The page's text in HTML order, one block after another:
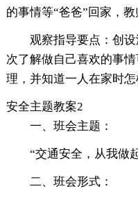
的事情等“爸爸”回家，
观察指导要点：创
次了解做自己喜欢的事
理，并知道一人在家时怎
安全主题教案2
一、班会主题：
“交通安全，从我做
二、班会形式：